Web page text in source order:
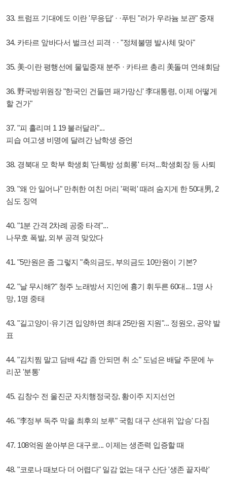
33. 트럼프 기대에도 이란 '무응답' · ·푸틴 "러가 우라늄 보관" 중재
34. 카타르 앞바다서 벌크선 피격 · · "정체불명 발사체 맞아"
35. 美-이란 평행선에 물밑중재 분주 · 카타르 총리 美돌며 연쇄회담
36. 野국방위원장 "한국인 건들면 패가망신' 李대통령, 이제 어떻게
할 건가"
37. "피 흘리며 1 19 불러달라"...
피습 여고생 비명에 달려간 남학생 증언
38. 경북대 모 학부 학생회 '단톡방 성희롱' 터져...학생회장 등 사퇴
39. "왜 안 일어나" 만취한 여친 머리 '퍽퍽' 때려 숨지게 한 50대男, 2
심도 징역
40. "1분 간격 2차례 공중 타격"...
나무호 폭발, 외부 공격 맞았다
41. "5만원은 좀 그렇지 "축의금도, 부의금도 10만원이 기본?
42. "날 무시해?" 청주 노래방서 지인에 흉기 휘두른 60대... 1명 사
망, 1명 중태
43. "길고양이·유기견 입양하면 최대 25만원 지원"... 정원오, 공약 발
표
44. "김치찜 말고 담배 4갑 좀 안되면 취 소" 도넘은 배달 주문에 누
리꾼 '분통'
45. 김창수 전 울진군 자치행정국장, 황이주 지지선언
46. "李정부 독주 막을 최후의 보루" 국힘 대구 선대위 '압승' 다짐
47. 108억원 쏟아부은 대구로... 이제는 생존력 입증할 때
48. "코로나 때보다 더 어렵다" 일감 없는 대구 산단 '생존 끝자락'